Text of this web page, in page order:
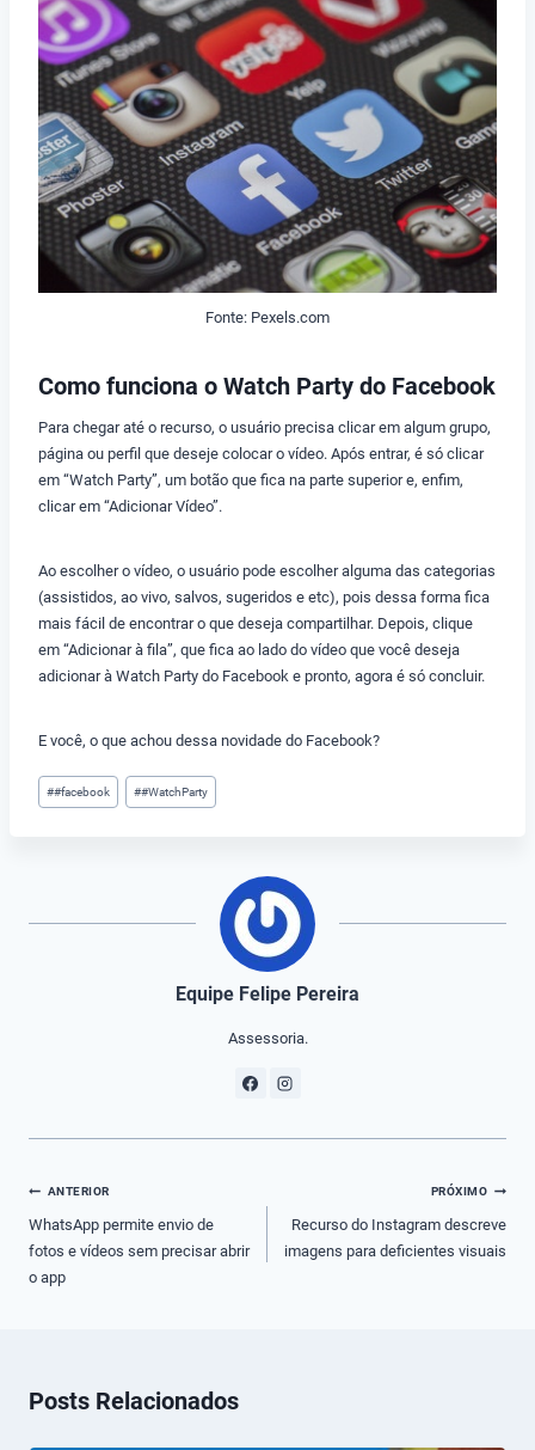
Fonte: Pexels.com
Como funciona o Watch Party do Facebook
Para chegar até o recurso, o usuário precisa clicar em algum grupo,
página ou perfil que deseje colocar o vídeo. Após entrar, é só clicar
em “Watch Party”, um botão que fica na parte superior e, enfim,
clicar em “Adicionar Vídeo”.
Ao escolher o vídeo, o usuário pode escolher alguma das categorias
(assistidos, ao vivo, salvos, sugeridos e etc), pois dessa forma fica
mais fácil de encontrar o que deseja compartilhar. Depois, clique
em “Adicionar à fila”, que fica ao lado do vídeo que você deseja
adicionar à Watch Party do Facebook e pronto, agora é só concluir.
E você, o que achou dessa novidade do Facebook?
Tags
do
##facebook ##WatchParty
Equipe Felipe Pereira
Assessoria.
Navegação
de
Post
ANTERIOR
WhatsApp permite envio de
fotos e vídeos sem precisar abrir
o app
PRÓXIMO
Recurso do Instagram descreve
imagens para deficientes visuais
Posts Relacionados